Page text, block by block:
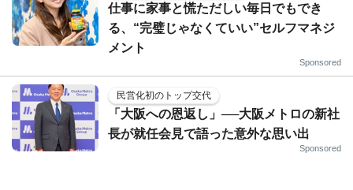
仕事に家事と慌ただしい毎日でもでき
る、“完璧じゃなくていい”セルフマネジ
メント
Sponsored
民営化初のトップ交代
「大阪への恩返し」──大阪メトロの新社
長が就任会見で語った意外な思い出
Sponsored